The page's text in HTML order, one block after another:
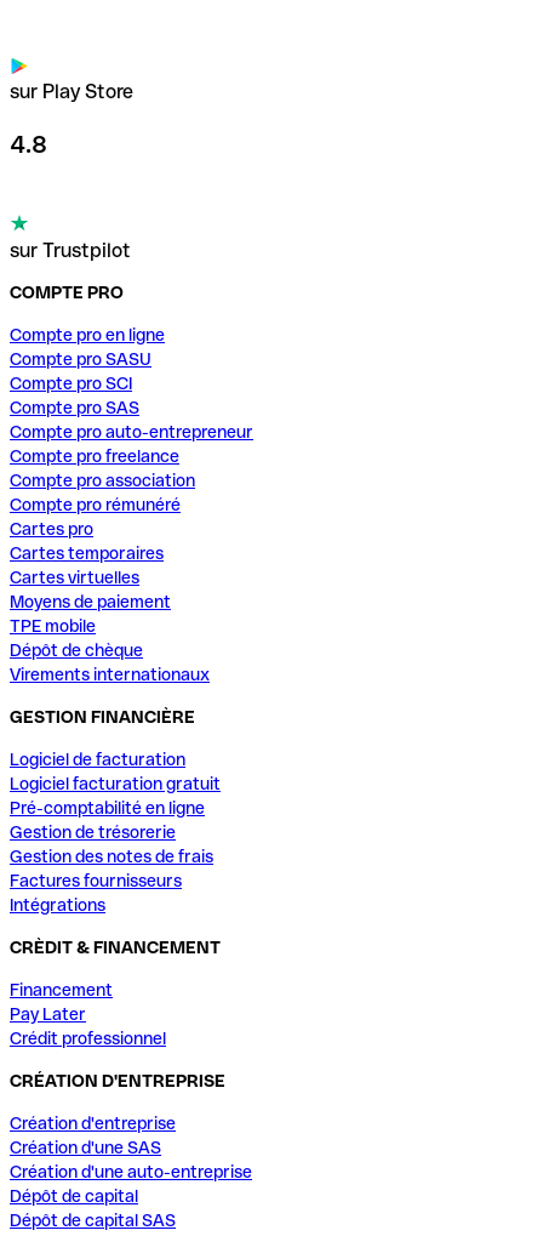
sur Play Store
4.8
sur Trustpilot
COMPTE PRO
Compte pro en ligne
Compte pro SASU
Compte pro SCI
Compte pro SAS
Compte pro auto-entrepreneur
Compte pro freelance
Compte pro association
Compte pro rémunéré
Cartes pro
Cartes temporaires
Cartes virtuelles
Moyens de paiement
TPE mobile
Dépôt de chèque
Virements internationaux
GESTION FINANCIÈRE
Logiciel de facturation
Logiciel facturation gratuit
Pré-comptabilité en ligne
Gestion de trésorerie
Gestion des notes de frais
Factures fournisseurs
Intégrations
CRÈDIT & FINANCEMENT
Financement
Pay Later
Crédit professionnel
CRÉATION D'ENTREPRISE
Création d'entreprise
Création d'une SAS
Création d'une auto-entreprise
Dépôt de capital
Dépôt de capital SAS